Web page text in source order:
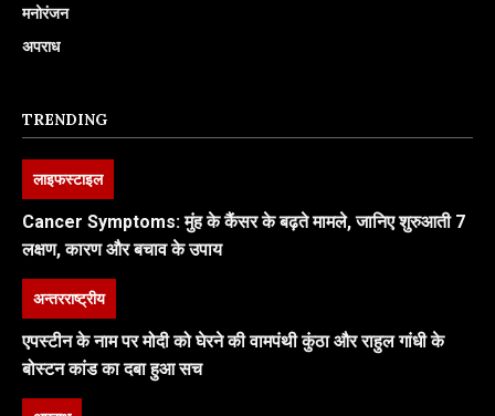
मनोरंजन
अपराध
TRENDING
लाइफस्टाइल
Cancer Symptoms: मुंह के कैंसर के बढ़ते मामले, जानिए शुरुआती 7
लक्षण, कारण और बचाव के उपाय
अन्तरराष्ट्रीय
एपस्टीन के नाम पर मोदी को घेरने की वामपंथी कुंठा और राहुल गांधी के
बोस्टन कांड का दबा हुआ सच